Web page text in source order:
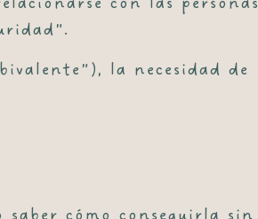
la necesidad de